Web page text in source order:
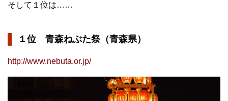
そして１位は……
１位 青森ねぶた祭（青森県）
http://www.nebuta.or.jp/